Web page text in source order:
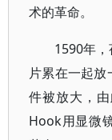
术的革命。
1590年
片累在一起
件被放大，
Hook用显微